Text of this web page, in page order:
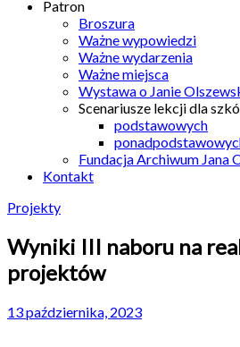
Patron
Broszura
Ważne wypowiedzi
Ważne wydarzenia
Ważne miejsca
Wystawa o Janie
Scenariusze lekcji dla
podstawowych
Fundacja Archiwum Jana
Kontakt
Projekty
Wyniki III naboru na
projektów
13 października, 2023